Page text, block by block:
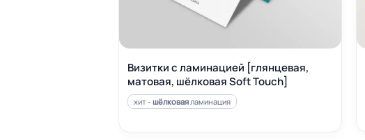
Визитки с ламинацией [глянцевая,
матовая, шёлковая Soft Touch]
хит - шёлковая ламинация